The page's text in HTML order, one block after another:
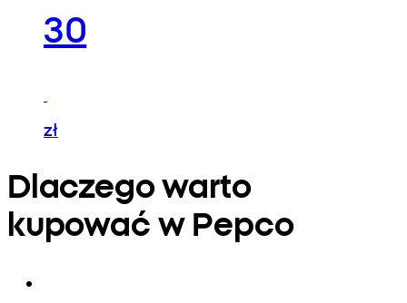
30
zł
Dlaczego warto
kupować w Pepco